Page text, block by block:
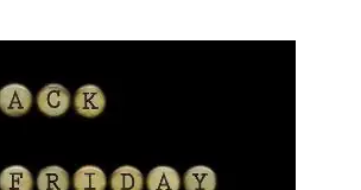
d'expédier avec plaisir en Corse, en